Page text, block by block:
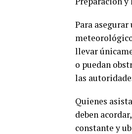
Para
llevar
o puedan
las
Quienes
deben
constante y